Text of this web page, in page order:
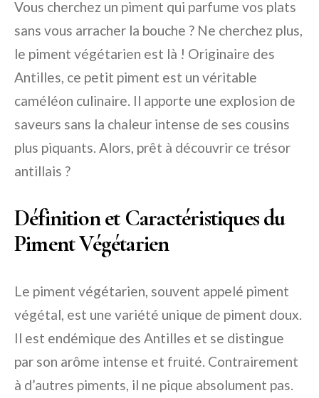
Vous cherchez un piment qui parfume vos plats
sans vous arracher la bouche ? Ne cherchez plus,
le piment végétarien est là ! Originaire des
Antilles, ce petit piment est un véritable
caméléon culinaire. Il apporte une explosion de
saveurs sans la chaleur intense de ses cousins
plus piquants. Alors, prêt à découvrir ce trésor
antillais ?
Définition et Caractéristiques du
Piment Végétarien
Le piment végétarien, souvent appelé piment
végétal, est une variété unique de piment doux.
Il est endémique des Antilles et se distingue
par son arôme intense et fruité. Contrairement
à d’autres piments, il ne pique absolument pas.